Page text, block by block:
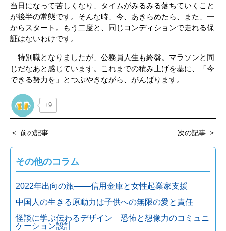
当日になって苦しくなり、タイムがみるみる落ちていくこと
が後半の常態です。そんな時、今、あきらめたら、また、一
からスタート。もう二度と、同じコンディションで走れる保
証はないわけです。
特別職となりましたが、公務員人生も終盤。マラソンと同
じだなあと感じています。これまでの積み上げを基に、「今
できる努力を」とつぶやきながら、がんばります。
+9
＜ 前の記事 次の記事 ＞
その他のコラム
2022年出向の旅───信用金庫と女性起業家支援
中国人の生きる原動力は子供への無限の愛と責任
怪談に学ぶ伝わるデザイン 恐怖と想像力のコミュニ
ケーション設計